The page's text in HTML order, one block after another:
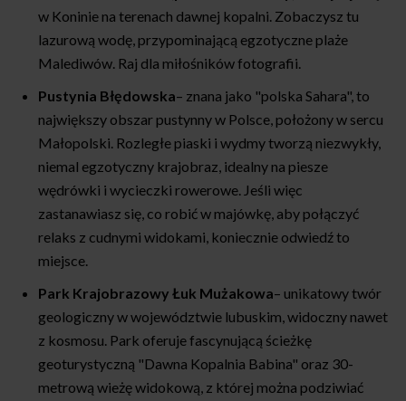
w Koninie na terenach dawnej kopalni. Zobaczysz tu
lazurową wodę, przypominającą egzotyczne plaże
Malediwów. Raj dla miłośników fotografii.
Pustynia Błędowska– znana jako "polska Sahara", to
największy obszar pustynny w Polsce, położony w sercu
Małopolski. Rozległe piaski i wydmy tworzą niezwykły,
niemal egzotyczny krajobraz, idealny na piesze
wędrówki i wycieczki rowerowe. Jeśli więc
zastanawiasz się, co robić w majówkę, aby połączyć
relaks z cudnymi widokami, koniecznie odwiedź to
miejsce.
Park Krajobrazowy Łuk Mużakowa– unikatowy twór
geologiczny w województwie lubuskim, widoczny nawet
z kosmosu. Park oferuje fascynującą ścieżkę
geoturystyczną "Dawna Kopalnia Babina" oraz 30-
metrową wieżę widokową, z której można podziwiać